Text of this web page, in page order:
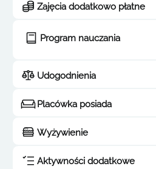
Zajęcia dodatkowo płatne
Program nauczania
Udogodnienia
Placówka posiada
Wyżywienie
Aktywności dodatkowe